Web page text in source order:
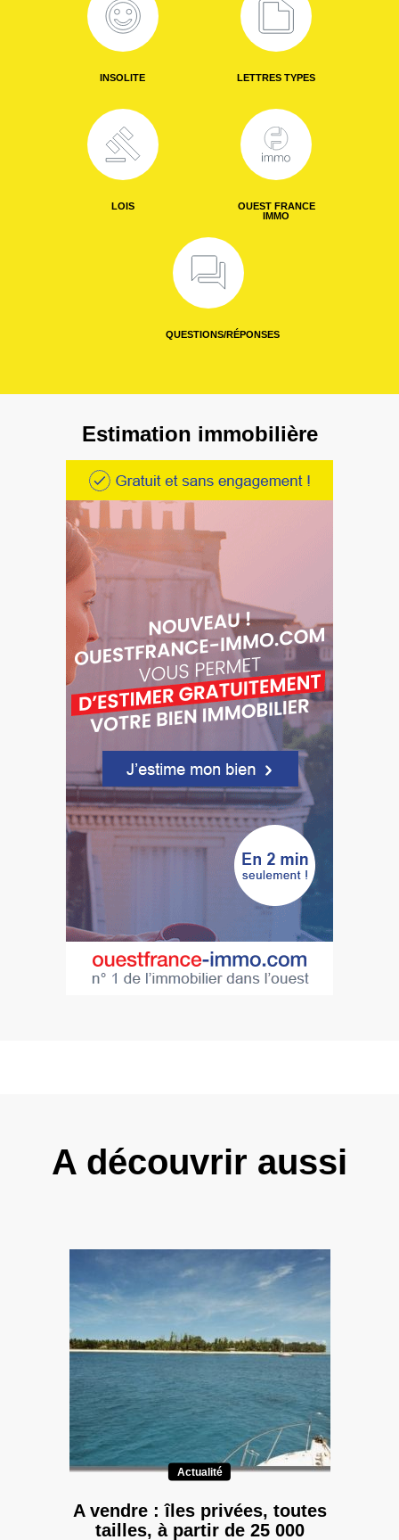
INSOLITE LETTRES TYPES
LOIS
OUEST FRANCE
IMMO
QUESTIONS/RÉPONSES
Estimation immobilière
A découvrir aussi
Actualité
A vendre : îles privées, toutes
tailles, à partir de 25 000